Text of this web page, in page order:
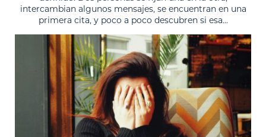
intercambian algunos mensajes, se encuentran en una
primera cita, y poco a poco descubren si esa...